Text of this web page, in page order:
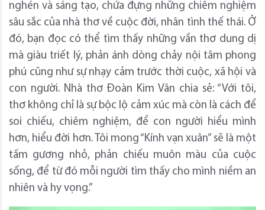
nghén và sáng tạo, chứa đựng những chiêm nghiệm
sâu sắc của nhà thơ về cuộc đời, nhân tình thế thái. Ở
đó, bạn đọc có thể tìm thấy những vần thơ dung dị
mà giàu triết lý, phản ánh dòng chảy nội tâm phong
phú cũng như sự nhạy cảm trước thời cuộc, xã hội và
con người. Nhà thơ Đoàn Kim Vân chia sẻ: “Với tôi,
thơ không chỉ là sự bộc lộ cảm xúc mà còn là cách để
soi chiếu, chiêm nghiệm, để con người hiểu mình
hơn, hiểu đời hơn. Tôi mong “Kính vạn xuân” sẽ là một
tấm gương nhỏ, phản chiếu muôn màu của cuộc
sống, để từ đó mỗi người tìm thấy cho mình niềm an
nhiên và hy vọng.”